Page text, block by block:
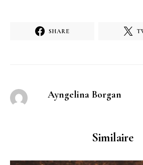
SHARE
Ayngelina Borgan
Similaire